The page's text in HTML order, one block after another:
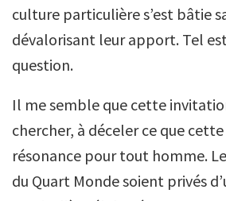
culture particulière s’est bâtie
dévalorisant leur apport. Tel
question.
Il me semble que cette
chercher, à déceler ce que
résonance pour tout homme.
du Quart Monde soient privés